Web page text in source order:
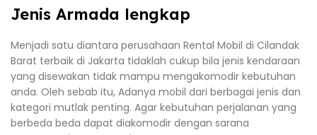
Jenis Armada lengkap
Menjadi satu diantara perusahaan Rental Mobil di Cilandak
Barat terbaik di Jakarta tidaklah cukup bila jenis kendaraan
yang disewakan tidak mampu mengakomodir kebutuhan
anda. Oleh sebab itu, Adanya mobil dari berbagai jenis dan
kategori mutlak penting. Agar kebutuhan perjalanan yang
berbeda beda dapat diakomodir dengan sarana